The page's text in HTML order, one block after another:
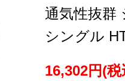
通気性抜群
シングル
16,302円(税